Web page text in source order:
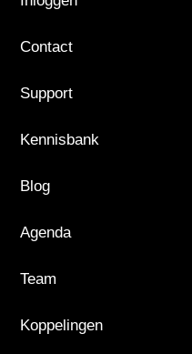
Contact
Support
Kennisbank
Blog
Agenda
Team
Koppelingen